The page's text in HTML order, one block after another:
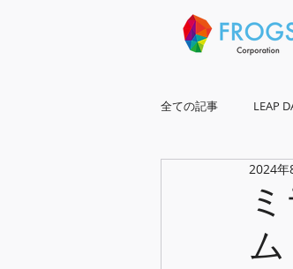
全ての記事 LEAP
琉球frogs全国展開
ム
2024年